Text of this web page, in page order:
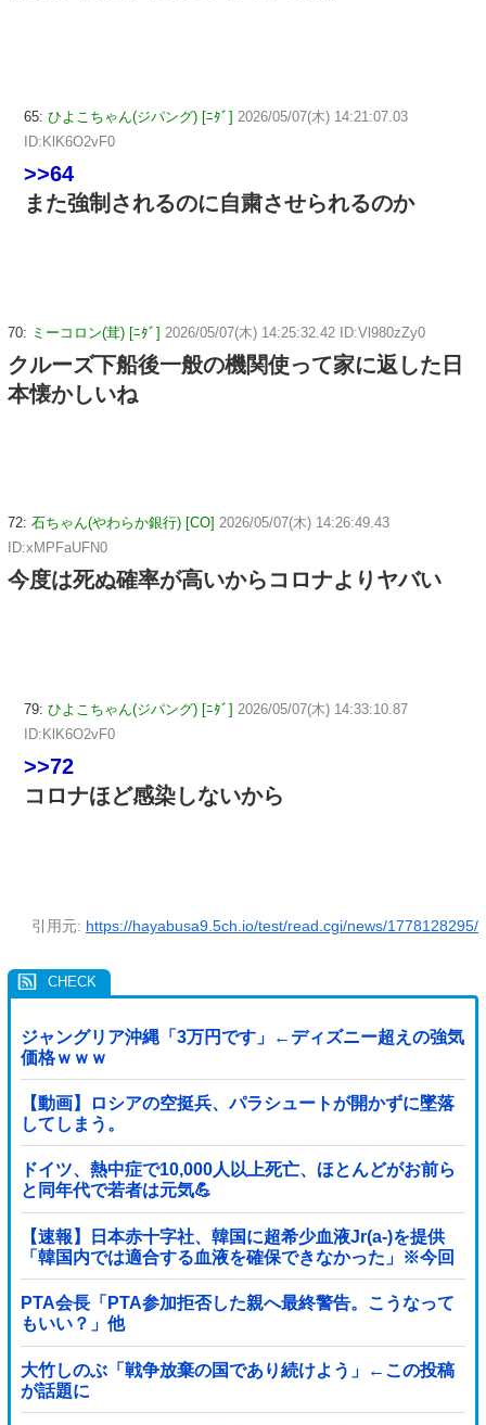
65: ひよこちゃん(ジパング) [ﾆﾀﾞ] 2026/05/07(木) 14:21:07.03
ID:KlK6O2vF0
>>64
また強制されるのに自粛させられるのか
70: ミーコロン(茸) [ﾆﾀﾞ] 2026/05/07(木) 14:25:32.42 ID:Vl980zZy0
クルーズ下船後一般の機関使って家に返した日
本懐かしいね
72: 石ちゃん(やわらか銀行) [CO] 2026/05/07(木) 14:26:49.43
ID:xMPFaUFN0
今度は死ぬ確率が高いからコロナよりヤバい
79: ひよこちゃん(ジパング) [ﾆﾀﾞ] 2026/05/07(木) 14:33:10.87
ID:KlK6O2vF0
>>72
コロナほど感染しないから
引用元: https://hayabusa9.5ch.io/test/read.cgi/news/1778128295/
ジャングリア沖縄「3万円です」←ディズニー超えの強気
価格ｗｗｗ
【動画】ロシアの空挺兵、パラシュートが開かずに墜落
してしまう。
ドイツ、熱中症で10,000人以上死亡、ほとんどがお前ら
と同年代で若者は元気💪
【速報】日本赤十字社、韓国に超希少血液Jr(a-)を提供
「韓国内では適合する血液を確保できなかった」※今回
で4回目
PTA会長「PTA参加拒否した親へ最終警告。こうなって
もいい？」他
大竹しのぶ「戦争放棄の国であり続けよう」←この投稿
が話題に